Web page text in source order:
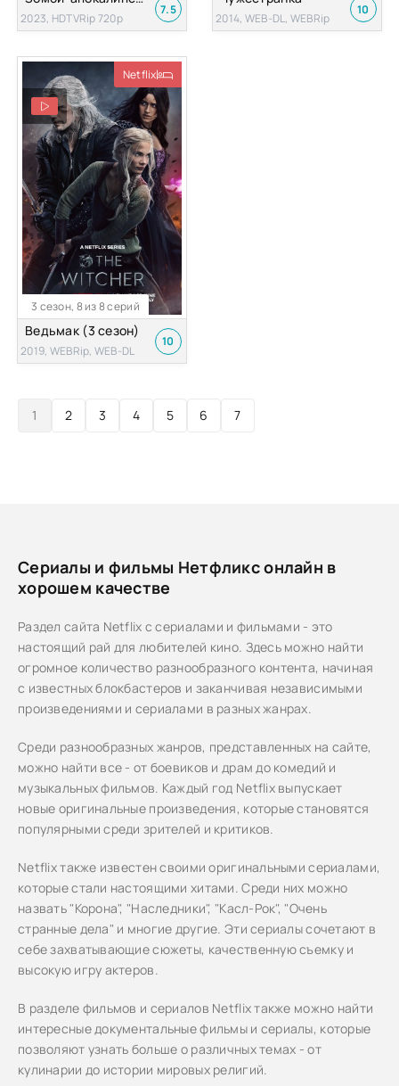
2023, HDTVRip 720p
7.5
2014, WEB-DL, WEBRip
10
Netflix
3 сезон, 8 из 8 серий
Ведьмак (3 сезон)
2019, WEBRip, WEB-DL
10
1 2 3 4 5 6 7
Сериалы и фильмы Нетфликс онлайн в
хорошем качестве
Раздел сайта Netflix с сериалами и фильмами - это
настоящий рай для любителей кино. Здесь можно найти
огромное количество разнообразного контента, начиная
с известных блокбастеров и заканчивая независимыми
произведениями и сериалами в разных жанрах.
Среди разнообразных жанров, представленных на сайте,
можно найти все - от боевиков и драм до комедий и
музыкальных фильмов. Каждый год Netflix выпускает
новые оригинальные произведения, которые становятся
популярными среди зрителей и критиков.
Netflix также известен своими оригинальными сериалами,
которые стали настоящими хитами. Среди них можно
назвать "Корона", "Наследники", "Касл-Рок", "Очень
странные дела" и многие другие. Эти сериалы сочетают в
себе захватывающие сюжеты, качественную съемку и
высокую игру актеров.
В разделе фильмов и сериалов Netflix также можно найти
интересные документальные фильмы и сериалы, которые
позволяют узнать больше о различных темах - от
кулинарии до истории мировых религий.